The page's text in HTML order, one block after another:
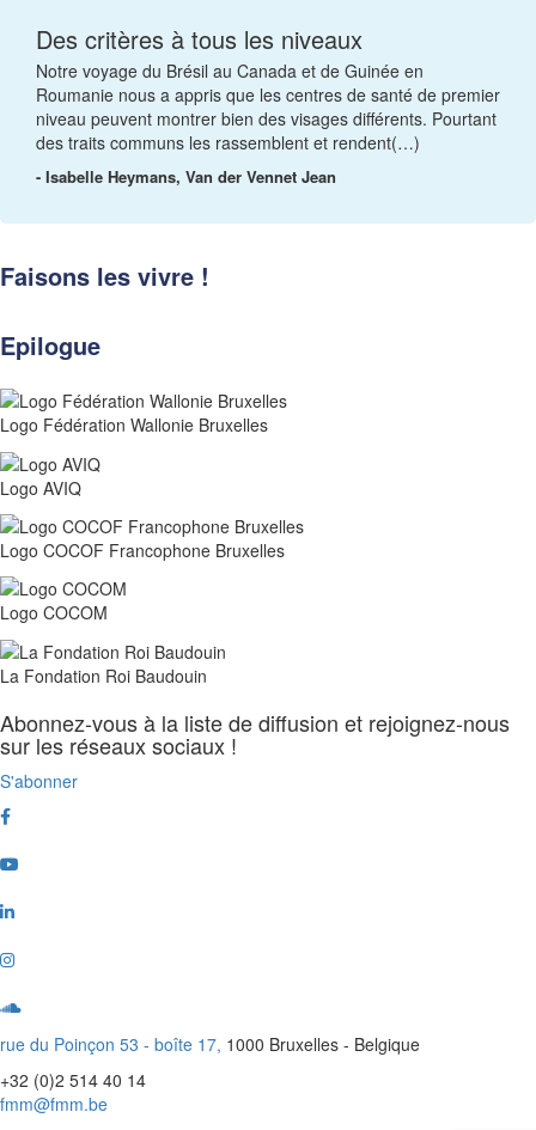
Des critères à tous les niveaux
Notre voyage du Brésil au Canada et de Guinée en
Roumanie nous a appris que les centres de santé de premier
niveau peuvent montrer bien des visages différents. Pourtant
des traits communs les rassemblent et rendent(…)
- Isabelle Heymans, Van der Vennet Jean
Faisons les vivre !
Epilogue
Logo Fédération Wallonie Bruxelles
Logo AVIQ
Logo COCOF Francophone Bruxelles
Logo COCOM
La Fondation Roi Baudouin
Abonnez-vous à la liste de diffusion et rejoignez-nous
sur les réseaux sociaux !
S'abonner
rue du Poinçon 53 - boîte 17, 1000 Bruxelles - Belgique
+32 (0)2 514 40 14
fmm@fmm.be